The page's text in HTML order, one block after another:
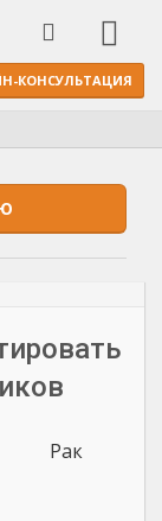
КОНСУЛЬТАЦИЯ
Рак